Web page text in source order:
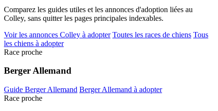
Comparez les guides utiles et les annonces d'adoption liées au
Colley, sans quitter les pages principales indexables.
Voir les annonces Colley à adopter Toutes les races de chiens Tous
les chiens à adopter
Race proche
Berger Allemand
Guide Berger Allemand Berger Allemand à adopter
Race proche